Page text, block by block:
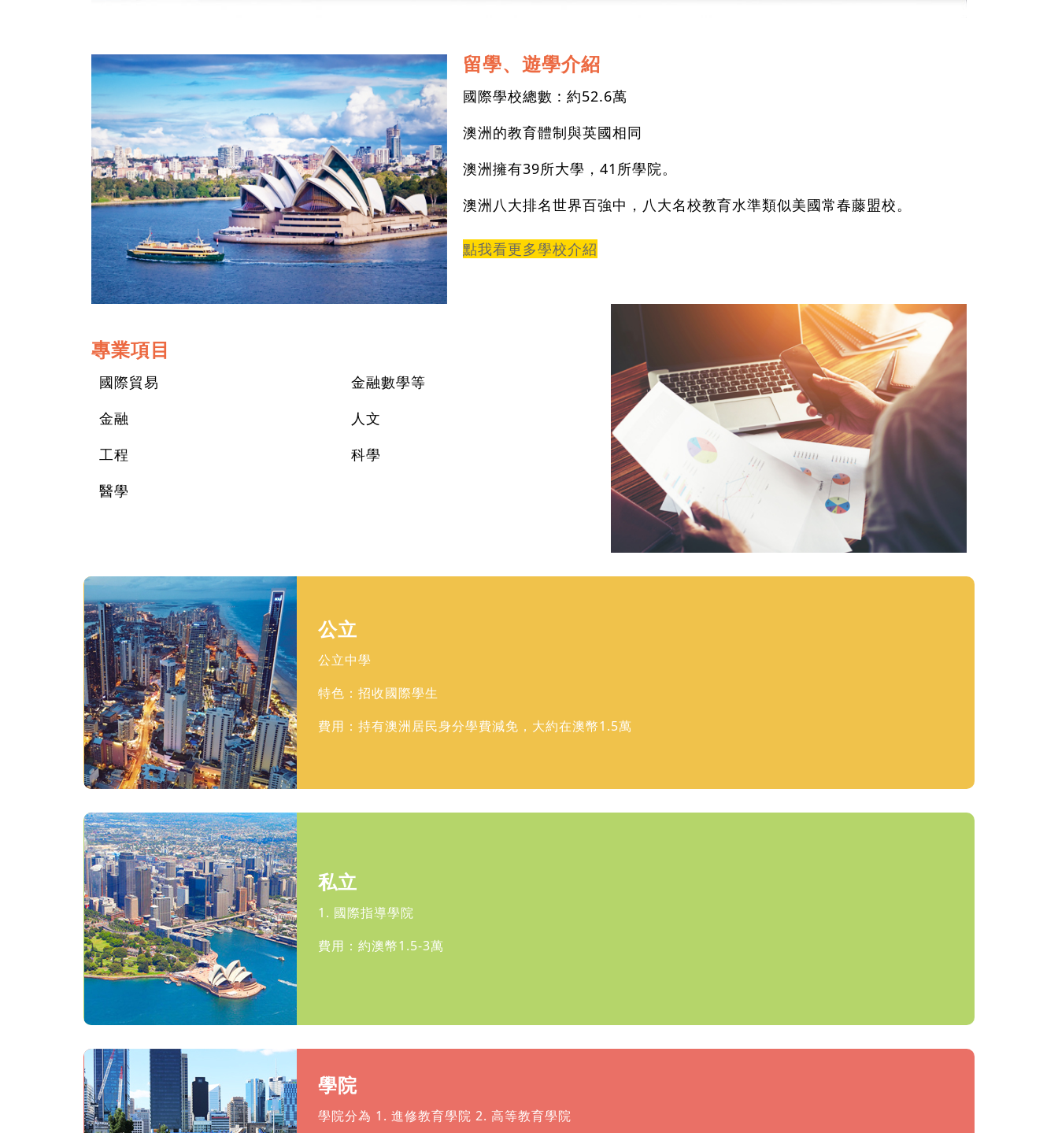
留學、遊學介紹
國際學校總數 : 約52.6萬
澳洲的教育體制與英國相同
澳洲擁有39所大學，41所學院。
澳洲八大排名世界百強中，八大名校教育水準類似美國常春藤盟校。
點我看更多學校介紹
專業項目
國際貿易
金融
工程
醫學
金融數學等
人文
科學
公立
公立中學
特色：招收國際學生
費用：持有澳洲居民身分學費減免，大約在澳幣1.5萬
私立
1. 國際指導學院
費用：約澳幣1.5-3萬
學院
學院分為 1. 進修教育學院 2. 高等教育學院